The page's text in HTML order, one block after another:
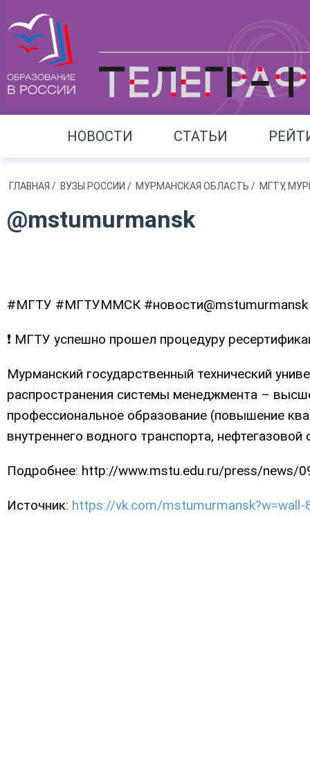
НОВОСТИ СТАТЬИ
ГЛАВНАЯ / ВУЗЫ РОССИИ / МУРМАНСКАЯ ОБЛАСТЬ / МГТУ,
@mstumurmansk
#МГТУ #МГТУММСК #новости@mstumurmansk
❗ МГТУ успешно прошел процедуру
Мурманский государственный технический
распространения системы менеджмента –
профессиональное образование (повышение
внутреннего водного транспорта, нефтегазовой
Подробнее: http://www.mstu.edu.ru/press/news/
Источник: https://vk.com/